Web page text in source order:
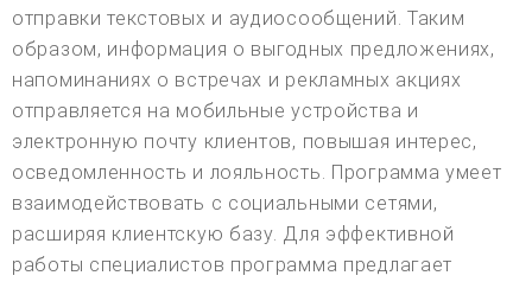
отправки текстовых и аудиосообщений. Таким
образом, информация о выгодных предложениях,
напоминаниях о встречах и рекламных акциях
отправляется на мобильные устройства и
электронную почту клиентов, повышая интерес,
осведомленность и лояльность. Программа умеет
взаимодействовать с социальными сетями,
расширяя клиентскую базу. Для эффективной
работы специалистов программа предлагает